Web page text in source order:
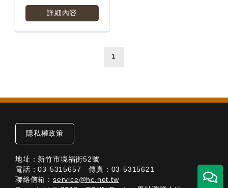
詳細內容
1
隱私權政策
地址：新竹市境福街52號
電話：03-5315657 傳真：03-5315621
聯絡信箱： service@hc.net.tw